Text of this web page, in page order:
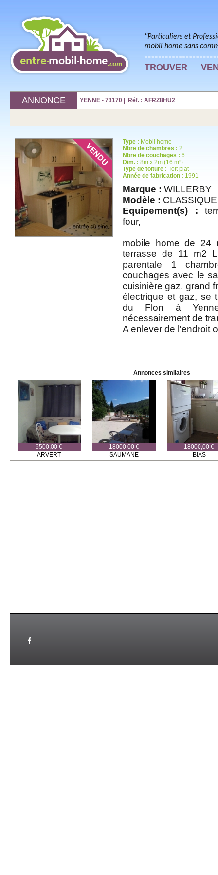
"Particuliers et
mobil home sans
TROUVER
ANNONCE YENNE - 73170 | Réf. : AFRZ8HU2
Type : Mobil home
Nbre de chambres : 2
Nbre de couchages : 6
Dim. : 8m x 2m (16 m²)
Type de toiture : Toit plat
Année de fabrication : 1991
Marque : WILLERBY
Modèle : CLASSIQUE
Equipement(s) :
four,
mobile home de 24
terrasse de 11 m2
parentale 1
couchages avec le
cuisinière gaz, grand
électrique et gaz, se
du Flon à
nécessairement de
A enlever de l'endroit
Annonces similaires
6500,00 €
ARVERT
18000,00 €
SAUMANE
18000,00 €
BIAS